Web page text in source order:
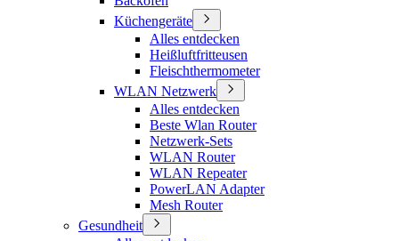
Küchengeräte
Alles entdecken
Heißluftfritteusen
Fleischthermometer
WLAN Netzwerk
Alles entdecken
Beste Wlan Router
Netzwerk-Sets
WLAN Router
WLAN Repeater
PowerLAN Adapter
Mesh Router
Gesundheit